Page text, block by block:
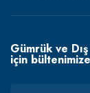
Gümrük ve
için bültenimize